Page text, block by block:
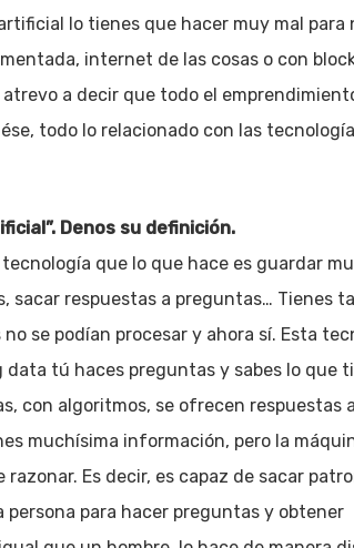
lo tienes que hacer muy mal para
internet de las cosas o con
a decir que todo el
todo lo relacionado con las
Denos su definición.
que lo que hace es guardar
sacar respuestas a preguntas… Tienes
se podían procesar y ahora sí. Esta
tú haces preguntas y sabes lo que
con algoritmos, se ofrecen respuestas
muchísima información, pero la
Es decir, es capaz de sacar
para hacer preguntas y obtener